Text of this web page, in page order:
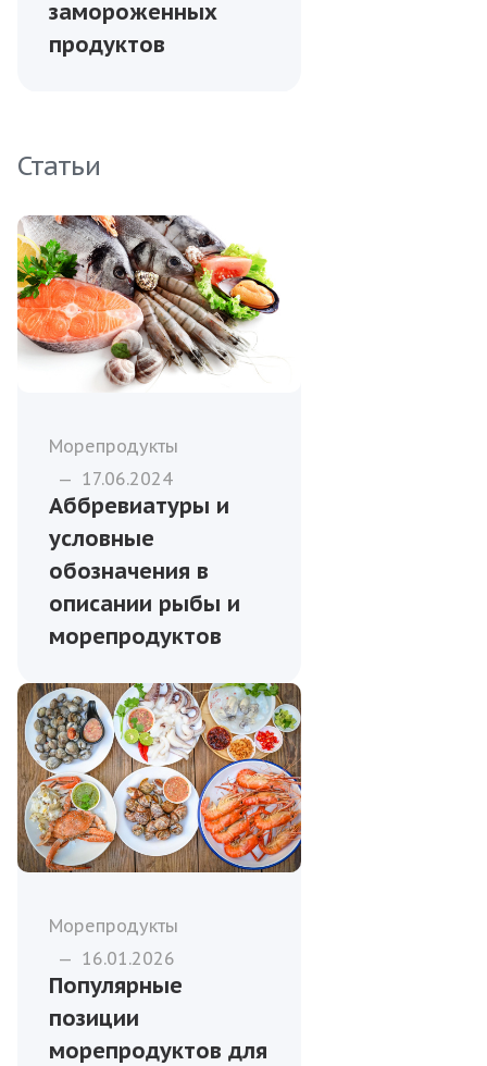
замороженных
продуктов
Статьи
Морепродукты
— 17.06.2024
Аббревиатуры и
условные
обозначения в
описании рыбы и
морепродуктов
Морепродукты
— 16.01.2026
Популярные
позиции
морепродуктов для